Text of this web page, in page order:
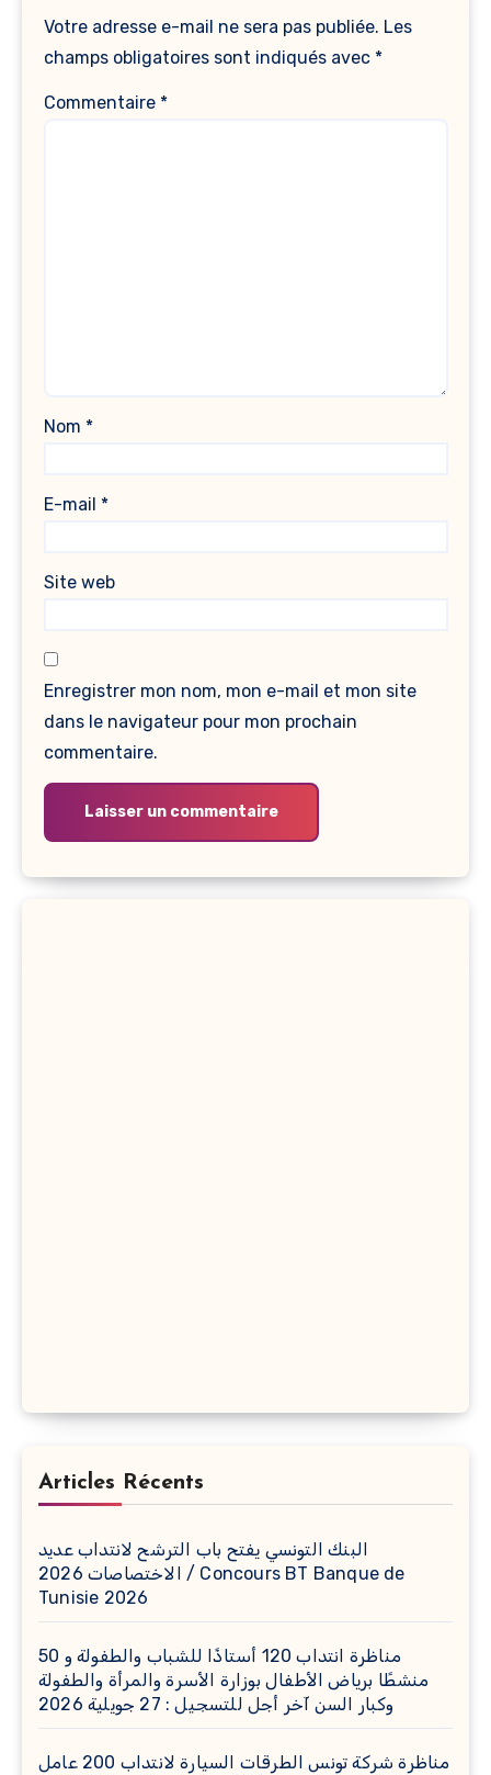
Votre adresse e-mail ne sera pas publiée. Les
champs obligatoires sont indiqués avec *
Commentaire *
Nom *
E-mail *
Site web
Enregistrer mon nom, mon e-mail et mon site
dans le navigateur pour mon prochain
commentaire.
Articles Récents
البنك التونسي يفتح باب الترشح لانتداب عديد
الاختصاصات 2026 / Concours BT Banque de
Tunisie 2026
مناظرة انتداب 120 أستاذًا للشباب والطفولة و 50
منشطًا برياض الأطفال بوزارة الأسرة والمرأة والطفولة
وكبار السن آخر أجل للتسجيل : 27 جويلية 2026
مناظرة شركة تونس الطرقات السيارة لانتداب 200 عامل